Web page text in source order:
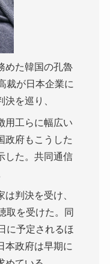
めた韓国の孔魯
裁が日本企業に
を巡り、
用工らに幅広い
政府もこうした
した。共同通信
判決を受け、
取を受けた。同
に予定されるほ
本政府は早期に